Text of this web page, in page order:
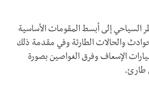
السياحي إلى أبسط المقومات الأساسية
والحالات الطارئة وفي مقدمة ذلك
الإسعاف وفرق الغواصين بصورة
طارئ.